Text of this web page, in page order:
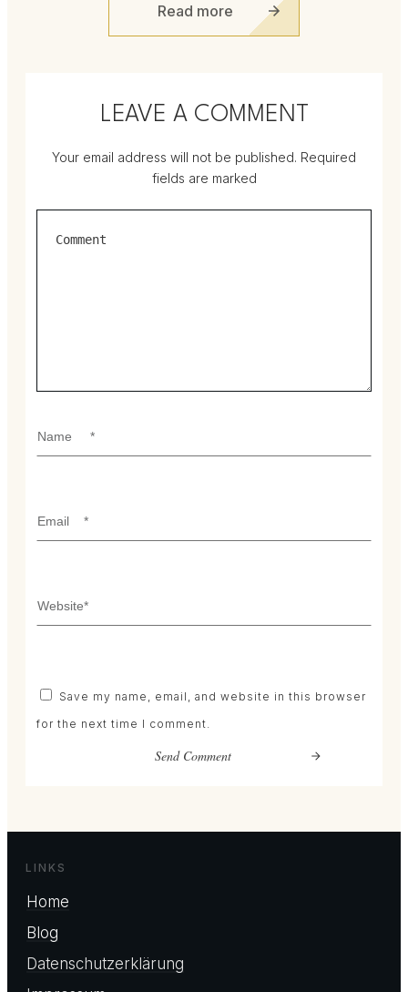
Read more
LEAVE A COMMENT
Your email address will not be published. Required
fields are marked
Save my name, email, and website in this browser
for the next time I comment.
Send Comment
LINKS
Home
Blog
Datenschutzerklärung